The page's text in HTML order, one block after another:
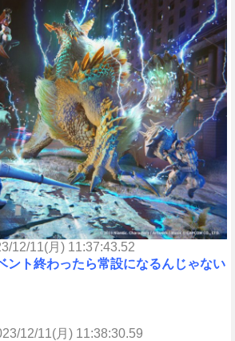
M
u
t
e
12/11(月) 11:37:43.52
ント終わったら常設になるんじゃない
12/11(月) 11:38:30.59